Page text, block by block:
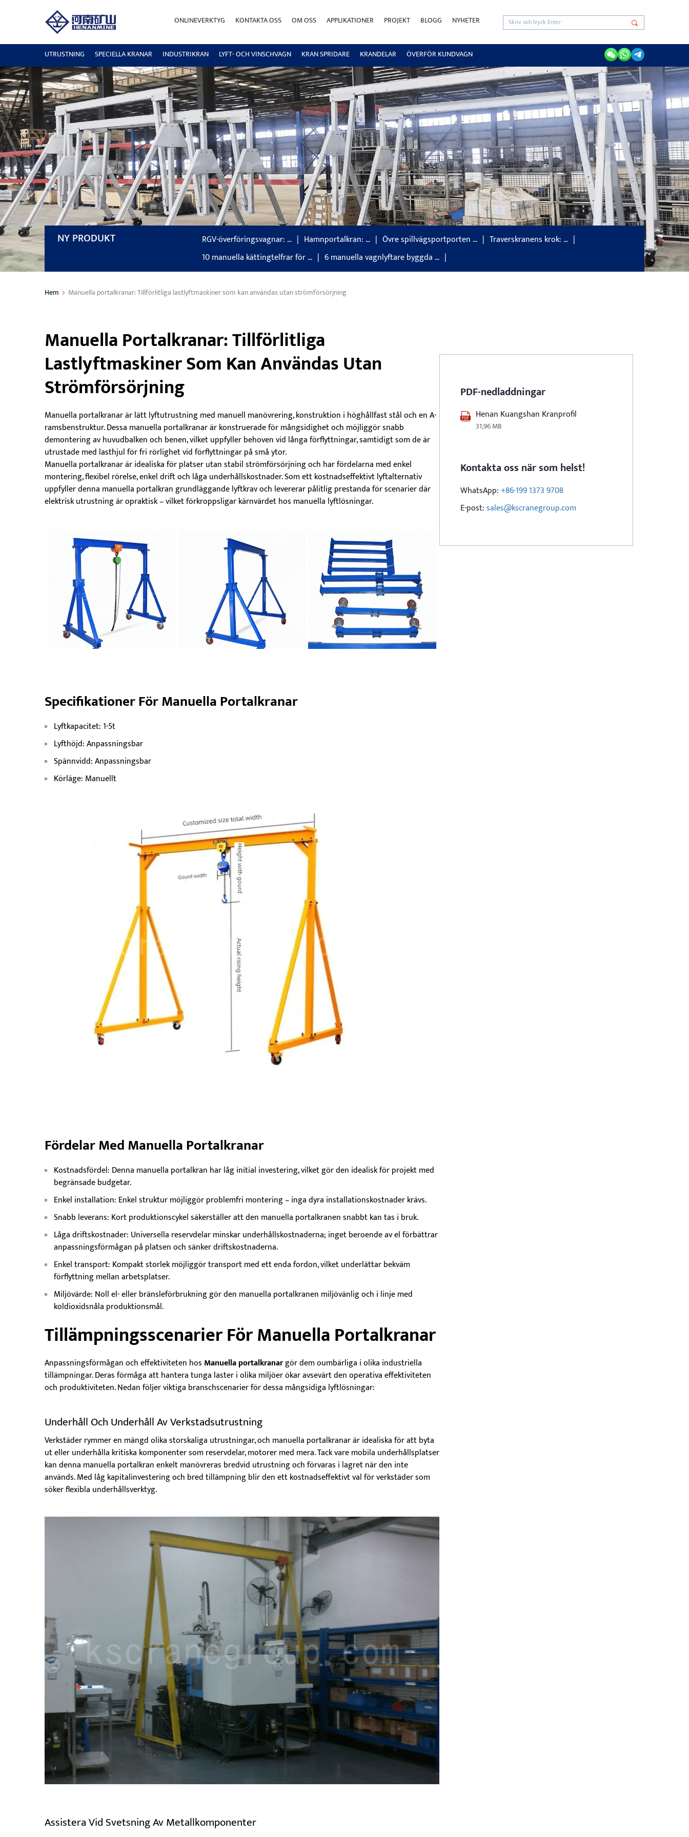
ONLINEVERKTYG KONTAKTA OSS OM OSS APPLIKATIONER PROJEKT BLOGG NYHETER
UTRUSTNING SPECIELLA KRANAR INDUSTRIKRAN LYFT- OCH VINSCHVAGN KRAN SPRIDARE KRANDELAR ÖVERFÖR KUNDVAGN
NY PRODUKT RGV-överföringsvagnar: … Hamnportalkran: … Övre spillvägsportporten …
Traverskranens krok: …
10 manuella kättingtelfrar för …
6 manuella vagnlyftare byggda …
Hem Manuella portalkranar: Tillförlitliga lastlyftmaskiner som kan användas utan strömförsörjning
Manuella Portalkranar: Tillförlitliga
Lastlyftmaskiner Som Kan Användas Utan
Strömförsörjning
Manuella portalkranar är lätt lyftutrustning med manuell manövrering, konstruktion i höghållfast stål och en A-
ramsbenstruktur. Dessa manuella portalkranar är konstruerade för mångsidighet och möjliggör snabb
demontering av huvudbalken och benen, vilket uppfyller behoven vid långa förflyttningar, samtidigt som de är
utrustade med lasthjul för fri rörlighet vid förflyttningar på små ytor.
Manuella portalkranar är idealiska för platser utan stabil strömförsörjning och har fördelarna med enkel
montering, flexibel rörelse, enkel drift och låga underhållskostnader. Som ett kostnadseffektivt lyftalternativ
uppfyller denna manuella portalkran grundläggande lyftkrav och levererar pålitlig prestanda för scenarier där
elektrisk utrustning är opraktisk – vilket förkroppsligar kärnvärdet hos manuella lyftlösningar.
Specifikationer För Manuella Portalkranar
Lyftkapacitet: 1-5t
Lyfthöjd: Anpassningsbar
Spännvidd: Anpassningsbar
Körläge: Manuellt
Fördelar Med Manuella Portalkranar
Kostnadsfördel: Denna manuella portalkran har låg initial investering, vilket gör den idealisk för projekt med
begränsade budgetar.
Enkel installation: Enkel struktur möjliggör problemfri montering – inga dyra installationskostnader krävs.
Snabb leverans: Kort produktionscykel säkerställer att den manuella portalkranen snabbt kan tas i bruk.
Låga driftskostnader: Universella reservdelar minskar underhållskostnaderna; inget beroende av el förbättrar
anpassningsförmågan på platsen och sänker driftskostnaderna.
Enkel transport: Kompakt storlek möjliggör transport med ett enda fordon, vilket underlättar bekväm
förflyttning mellan arbetsplatser.
Miljövärde: Noll el- eller bränsleförbrukning gör den manuella portalkranen miljövänlig och i linje med
koldioxidsnåla produktionsmål.
Tillämpningsscenarier För Manuella Portalkranar
Anpassningsförmågan och effektiviteten hos Manuella portalkranargör dem oumbärliga i olika industriella
tillämpningar. Deras förmåga att hantera tunga laster i olika miljöer ökar avsevärt den operativa effektiviteten
och produktiviteten. Nedan följer viktiga branschscenarier för dessa mångsidiga lyftlösningar:
Underhåll Och Underhåll Av Verkstadsutrustning
Verkstäder rymmer en mängd olika storskaliga utrustningar, och manuella portalkranar är idealiska för att byta
ut eller underhålla kritiska komponenter som reservdelar, motorer med mera. Tack vare mobila underhållsplatser
kan denna manuella portalkran enkelt manövreras bredvid utrustning och förvaras i lagret när den inte
används. Med låg kapitalinvestering och bred tillämpning blir den ett kostnadseffektivt val för verkstäder som
söker flexibla underhållsverktyg.
Assistera Vid Svetsning Av Metallkomponenter
PDF-nedladdningar
Henan Kuangshan Kranprofil
31,96 MB
Kontakta oss när som helst!
WhatsApp:+86-199 1373 9708
E-post:sales@kscranegroup.com